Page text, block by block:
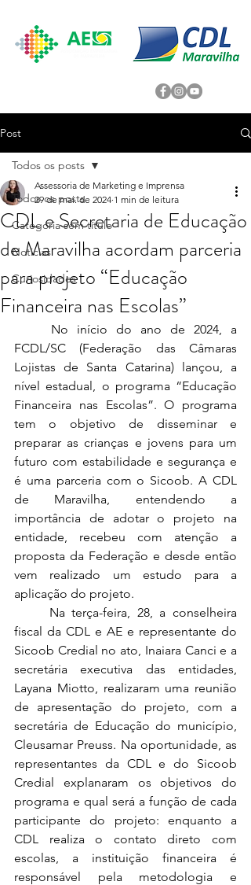
Post
Todos os posts
Categoria sem título
Noticias
Curiosidades
Todos os posts
CDL e Secretaria de Educação
de Maravilha acordam parceria
para projeto “Educação
Financeira nas Escolas”
Assessoria de Marketing e Imprensa
29 de mai. de 2024 1 min de leitura
FCDL/SC (Federação das Câmaras
Lojistas de Santa Catarina) lançou, a
nível estadual, o programa “Educação
Financeira nas Escolas”. O programa
tem o objetivo de disseminar e
preparar as crianças e jovens para um
futuro com estabilidade e segurança e
é uma parceria com o Sicoob. A CDL
de Maravilha, entendendo a
importância de adotar o projeto na
entidade, recebeu com atenção a
proposta da Federação e desde então
vem realizado um estudo para a
aplicação do projeto.
fiscal da CDL e AE e representante do
Sicoob Credial no ato, Inaiara Canci e a
secretária executiva das entidades,
Layana Miotto, realizaram uma reunião
de apresentação do projeto, com a
secretária de Educação do município,
Cleusamar Preuss. Na oportunidade, as
representantes da CDL e do Sicoob
Credial explanaram os objetivos do
programa e qual será a função de cada
participante do projeto: enquanto a
CDL realiza o contato direto com
escolas, a instituição financeira é
responsável pela metodologia e